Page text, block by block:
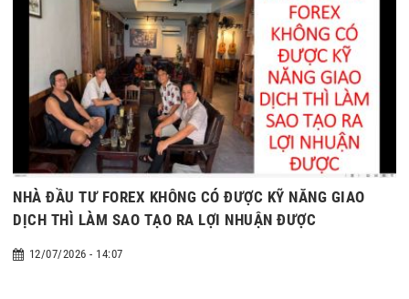
NHÀ ĐẦU TƯ FOREX KHÔNG CÓ ĐƯỢC KỸ NĂNG GIAO
DỊCH THÌ LÀM SAO TẠO RA LỢI NHUẬN ĐƯỢC
12/07/2026 - 14:07